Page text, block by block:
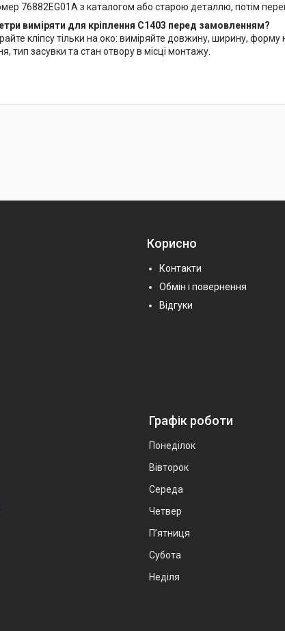
76882EG01A з каталогом або старою деталлю, потім
виміряти для кріплення C1403 перед замовленням?
кліпсу тільки на око: виміряйте довжину, ширину,
тип засувки та стан отвору в місці монтажу.
Корисно
Контакти
Обмін і повернення
Відгуки
Графік роботи
Понеділок
Вівторок
Середа
Четвер
Пʼятниця
Субота
Неділя